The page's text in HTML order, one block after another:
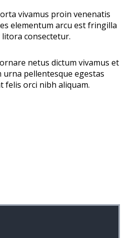
vivamus proin venenatis
elementum arcu est fringilla
consectetur.
netus dictum vivamus et
pellentesque egestas
felis orci nibh aliquam.